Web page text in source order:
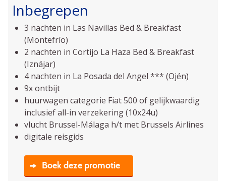
Inbegrepen
3 nachten in Las Navillas Bed & Breakfast
(Montefrío)
2 nachten in Cortijo La Haza Bed & Breakfast
(Iznájar)
4 nachten in La Posada del Angel *** (Ojén)
9x ontbijt
huurwagen categorie Fiat 500 of gelijkwaardig
inclusief all-in verzekering (10x24u)
vlucht Brussel-Málaga h/t met Brussels Airlines
digitale reisgids
Boek deze promotie